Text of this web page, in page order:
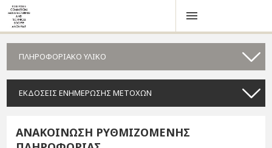
ΠΛΗΡΟΦΟΡΙΑΚΟ ΥΛΙΚΟ
ΕΚΔΟΣΕΙΣ ΕΝΗΜΕΡΩΣΗΣ ΜΕΤΟΧΩΝ
ΑΝΑΚΟΙΝΩΣΗ ΡΥΘΜΙΖΟΜΕΝΗΣ